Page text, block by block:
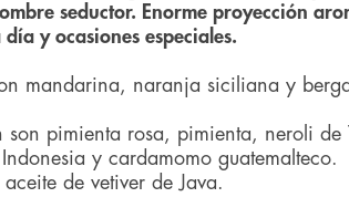
seductor. Enorme proyección
día y ocasiones especiales.
mandarina, naranja siciliana y
son pimienta rosa, pimienta, neroli de
y cardamomo guatemalteco.
de vetiver de Java.